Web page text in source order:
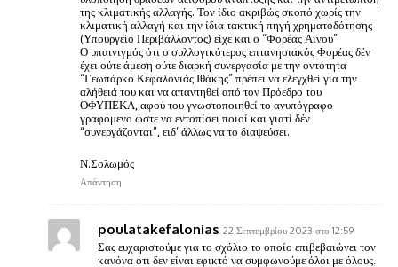
της κλιματικής αλλαγής. Τον ίδιο ακριβώς σκοπό χωρίς την
κλιματική αλλαγή και την ίδια τακτική πηγή χρηματοδότησης
(Υπουργείο Περιβάλλοντος) είχε και ο “Φορέας Αίνου”
Ο υπαινιγμός ότι ο συλλογικότερος επτανησιακός Φορέας δέν
έχει ούτε άμεση ούτε διαρκή συνεργασία με την οντότητα
“Γεωπάρκο Κεφαλονιάς Ιθάκης” πρέπει να ελεγχθεί για την
αλήθειά του και να απαντηθεί από τον Πρόεδρο του
ΟΦΥΠΕΚΑ, αφού του γνωστοποιηθεί το ανυπόγραφο
γραφόμενο ώστε να εντοπίσει ποιοί και γιατί δέν
“συνεργάζονται”, ειδ’ άλλως να το διαψεύσει.
Ν.Σολωμός
Απάντηση
poulatakefalonias 22 Σεπτεμβρίου 2023 στο 12:59
Σας ευχαριστούμε για το σχόλιο το οποίο επιβεβαιώνει τον
κανόνα ότι δεν είναι εφικτό να συμφωνούμε όλοι με όλους.